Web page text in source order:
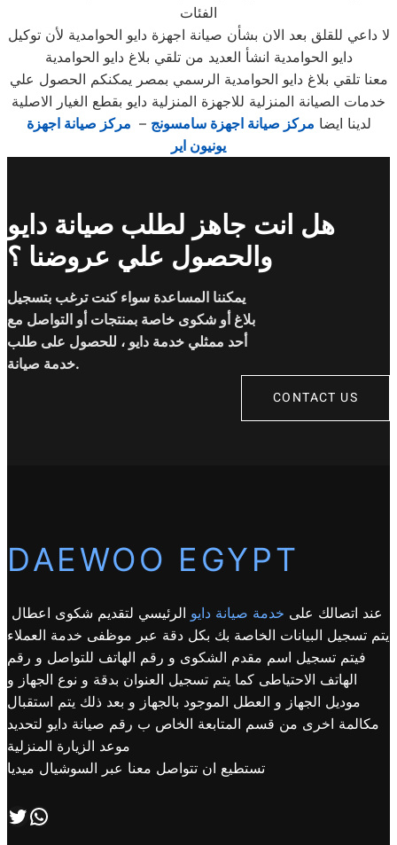
الفئات
لا داعي للقلق بعد الان بشأن صيانة اجهزة دايو الحوامدية لأن توكيل
دايو الحوامدية انشأ العديد من تلقي بلاغ دايو الحوامدية
معنا تلقي بلاغ دايو الحوامدية الرسمي بمصر يمكنكم الحصول علي
خدمات الصيانة المنزلية للاجهزة المنزلية دايو بقطع الغيار الاصلية
لدينا ايضا مركز صيانة اجهزة سامسونج – مركز صيانة اجهزة
يونيون اير
هل انت جاهز لطلب صيانة دايو
والحصول علي عروضنا ؟
يمكننا المساعدة سواء كنت ترغب بتسجيل
بلاغ أو شكوى خاصة بمنتجات أو التواصل مع
أحد ممثلي خدمة دايو ، للحصول على طلب
خدمة صيانة.
CONTACT US
DAEWOO EGYPT
عند اتصالك على خدمة صيانة دايو الرئيسي لتقديم شكوى اعطال
يتم تسجيل البيانات الخاصة بك بكل دقة عبر موظفى خدمة العملاء
فيتم تسجيل اسم مقدم الشكوى و رقم الهاتف للتواصل و رقم
الهاتف الاحتياطى كما يتم تسجيل العنوان بدقة و نوع الجهاز و
موديل الجهاز و العطل الموجود بالجهاز و بعد ذلك يتم استقبال
مكالمة اخرى من قسم المتابعة الخاص ب رقم صيانة دايو لتحديد
موعد الزيارة المنزلية
تستطيع ان تتواصل معنا عبر السوشيال ميديا
تابعنا علي صفحة التويتر اتصل بنا علي طريق الوتساب